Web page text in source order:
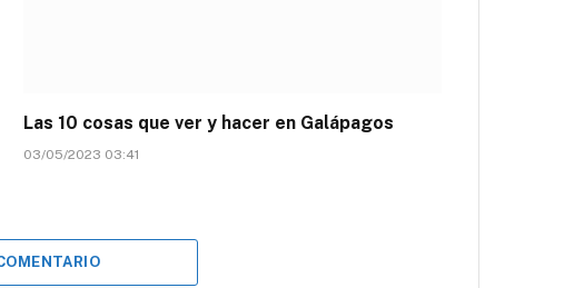
Las 10 cosas que ver y hacer en Galápagos
03/05/2023 03:41